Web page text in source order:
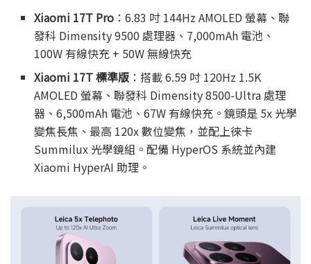
Xiaomi 17T Pro ：6.83 吋 144Hz AMOLED 螢幕、聯
發科 Dimensity 9500 處理器、7,000mAh 電池、
100W 有線快充 + 50W 無線快充
Xiaomi 17T 標準版：搭載 6.59 吋 120Hz 1.5K
AMOLED 螢幕、聯發科 Dimensity 8500-Ultra 處理
器、6,500mAh 電池、67W 有線快充。鏡頭是 5x 光學
變焦長焦、最高 120x 數位變焦，並配上徠卡
Summilux 光學鏡組。配備 HyperOS 系統並內建
Xiaomi HyperAI 助理。